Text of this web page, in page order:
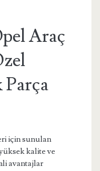
Araç
için sunulan
kalite ve
avantajlar